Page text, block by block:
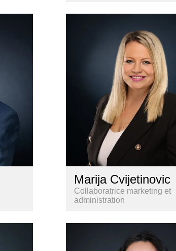
Marija Cvijetinovic
Collaboratrice marketing et
administration